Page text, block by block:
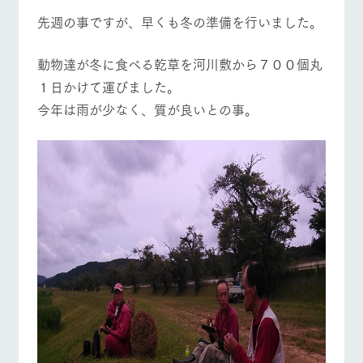
先週の事ですが、早くも冬の準備を行いました。
動物達が冬に食べる乾草を河川敷から７００個丸
１日かけて運びました。
今年は雨が少なく、質が良いとの事。